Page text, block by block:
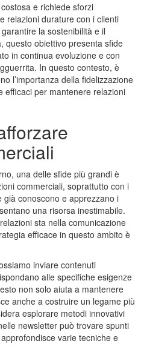
e richiede sforzi
relazioni durature con i clienti
la sostenibilità e il
questo obiettivo presenta sfide
in continua evoluzione e con
In questo contesto, è
l’importanza della fidelizzazione
efficaci per mantenere relazioni
una delle sfide più grandi è
commerciali, soprattutto con i
già conoscono e apprezzano i
una risorsa inestimabile.
sta nella comunicazione
efficace in questo ambito è
inviare contenuti
alle specifiche esigenze
non solo aiuta a mantenere
anche a costruire un legame più
esplorare metodi innovativi
newsletter può trovare spunti
varie tecniche e